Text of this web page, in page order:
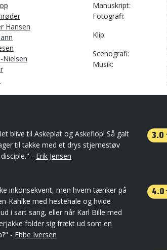
Hansen
Nielsen
Manuskript
Fotografi
Klip
Scenografi
Musik
blive til Askeplat og Askeflop! Så galt
til takke med et drys stjernestøv
- Erik Jensen
3.0
inkonsekvent, men hvem tænker på
Kahlke med hestehale og hvide
i sart sang, eller når Karl Bille med
folder sig frækt ud som en
- Ebbe Iversen
4.0